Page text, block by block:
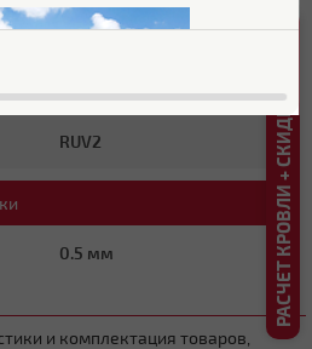
Полиэфир
RUV2
0.5 мм
и комплектация товаров,
РАСЧЕТ КРОВЛИ + СКИДКА ДО 20%
Плоская